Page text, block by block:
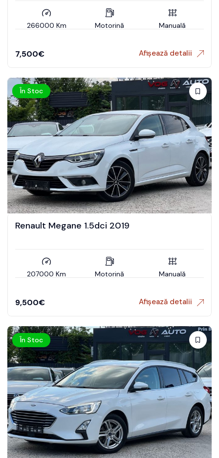
266000 Km Motorină Manuală
7,500€ Afișează detalii
În Stoc
Renault Megane 1.5dci 2019
207000 Km Motorină Manuală
9,500€ Afișează detalii
În Stoc